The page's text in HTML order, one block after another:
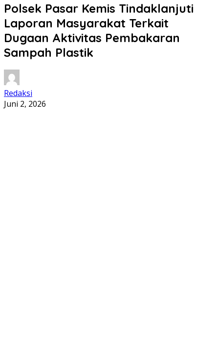
Polsek Pasar Kemis Tindaklanjuti
Laporan Masyarakat Terkait
Dugaan Aktivitas Pembakaran
Sampah Plastik
Redaksi
Juni 2, 2026